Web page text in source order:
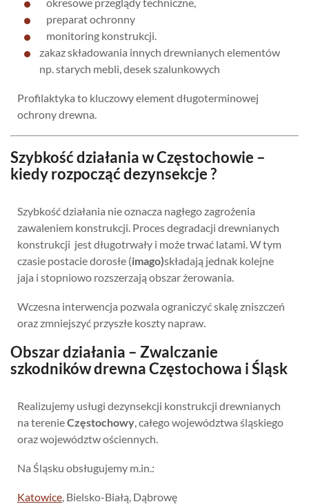
preparat ochronny
monitoring konstrukcji.
zakaz składowania innych drewnianych elementów
np. starych mebli, desek szalunkowych
Profilaktyka to kluczowy element długoterminowej
ochrony drewna.
Szybkość działania w Częstochowie –
kiedy rozpocząć dezynsekcje ?
Szybkość działania nie oznacza nagłego zagrożenia
zawaleniem konstrukcji. Proces degradacji drewnianych
konstrukcji jest długotrwały i może trwać latami. W tym
czasie postacie dorosłe (imago)składają jednak kolejne
jaja i stopniowo rozszerzają obszar żerowania.
Wczesna interwencja pozwala ograniczyć skalę zniszczeń
oraz zmniejszyć przyszłe koszty napraw.
Obszar działania – Zwalczanie
szkodników drewna Częstochowa i Śląsk
Realizujemy usługi dezynsekcji konstrukcji drewnianych
na terenieCzęstochowy, całego województwa śląskiego
oraz województw ościennych.
Na Śląsku obsługujemy m.in.:
Katowice, Bielsko-Białą, Dąbrowę